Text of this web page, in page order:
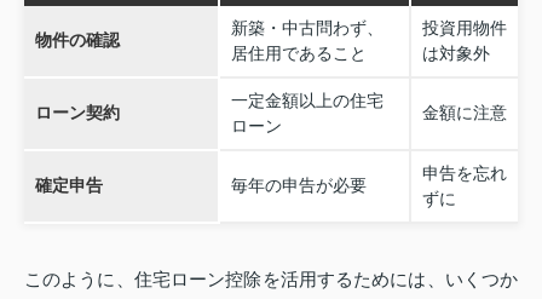
物件の確認
新築・中古問わず、
居住用であること
投資用物件
は対象外
ローン契約
一定金額以上の住宅
ローン
金額に注意
確定申告 毎年の申告が必要
申告を忘れ
ずに
このように、住宅ローン控除を活用するためには、いくつか